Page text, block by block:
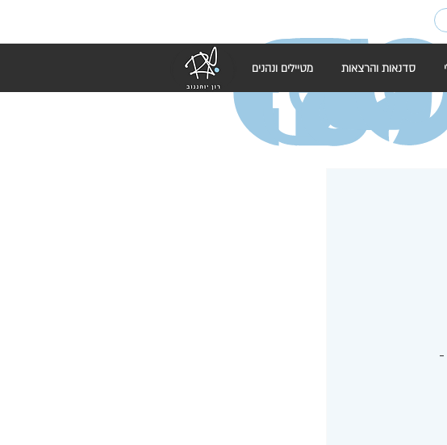
סדנאות והרצאות מטיילים ונהנים
-